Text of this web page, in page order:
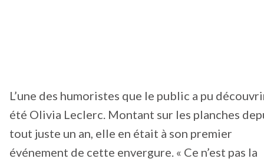
L’une des humoristes que le public a pu
été Olivia Leclerc. Montant sur les planches
tout juste un an, elle en était à son premier
événement de cette envergure. « Ce n’est pas la